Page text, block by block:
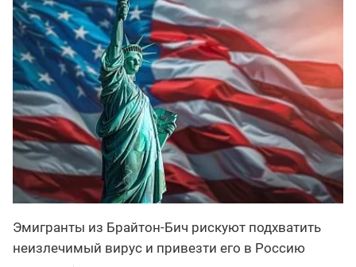
Эмигранты из Брайтон-Бич рискуют подхватить
неизлечимый вирус и привезти его в Россию